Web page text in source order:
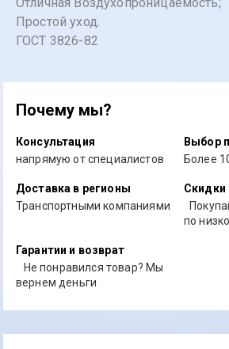
Простой уход.
ГОСТ 3826-82
Почему мы?
Консультация
напрямую от специалистов
Выбор
Более
Доставка в регионы
Транспортными компаниями
Скидки
по
Гарантии и возврат
Не понравился товар? Мы
вернем деньги